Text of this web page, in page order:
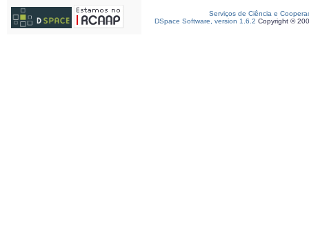
Serviços de Ciência e
DSpace Software, version 1.6.2 Copyright ©